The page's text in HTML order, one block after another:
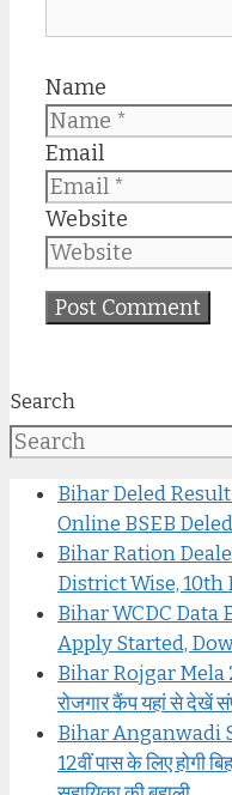
Name
Email
Website
Search
Bihar Deled
Online BSEB
Bihar Ration
District Wise,
Bihar WCDC Data
Apply Started,
Bihar Rojgar Mela
रोजगार कैंप यहां से देखें
Bihar Anganwadi
12वीं पास के लिए होगी